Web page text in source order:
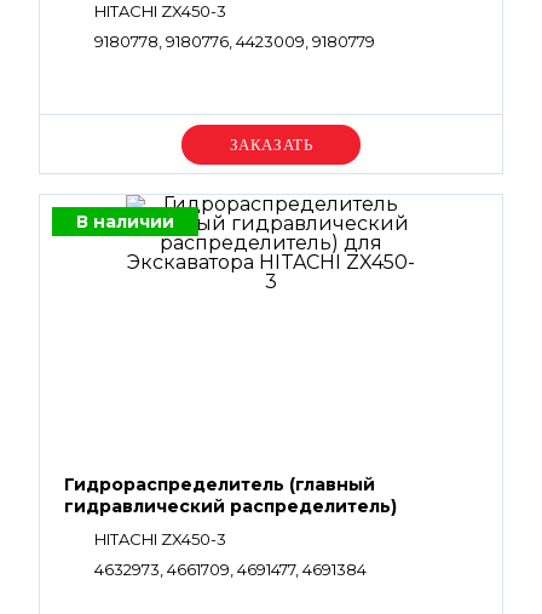
HITACHI ZX450-3
9180778, 9180776, 4423009, 9180779
Уточняйте цену
В наличии
Гидрораспределитель (главный
гидравлический распределитель)
HITACHI ZX450-3
4632973, 4661709, 4691477, 4691384